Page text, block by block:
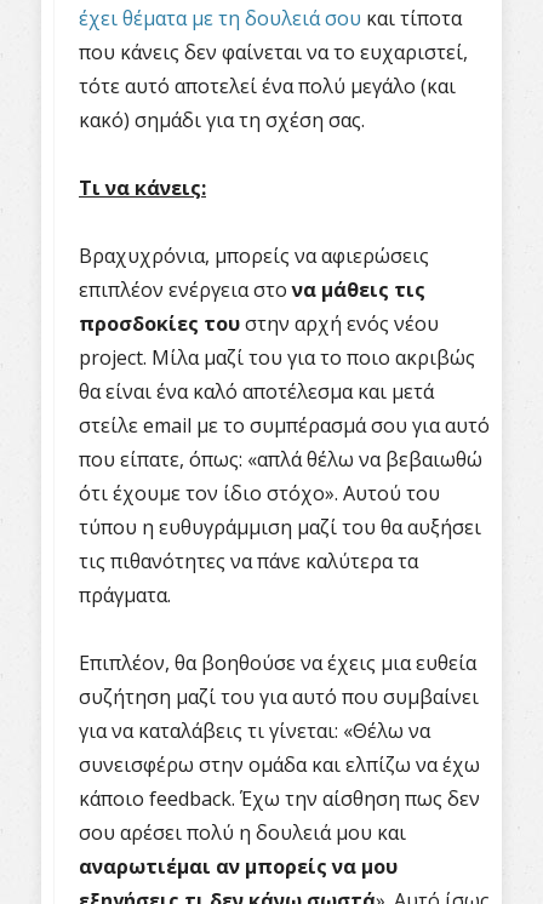
έχει θέματα με τη δουλειά σου και τίποτα
που κάνεις δεν φαίνεται να το ευχαριστεί,
τότε αυτό αποτελεί ένα πολύ μεγάλο (και
κακό) σημάδι για τη σχέση σας.
Τι να κάνεις:
Βραχυχρόνια, μπορείς να αφιερώσεις
επιπλέον ενέργεια στονα μάθεις τις
προσδοκίες τουστην αρχή ενός νέου
project. Μίλα μαζί του για το ποιο ακριβώς
θα είναι ένα καλό αποτέλεσμα και μετά
στείλε email με το συμπέρασμά σου για αυτό
που είπατε, όπως: «απλά θέλω να βεβαιωθώ
ότι έχουμε τον ίδιο στόχο». Αυτού του
τύπου η ευθυγράμμιση μαζί του θα αυξήσει
τις πιθανότητες να πάνε καλύτερα τα
πράγματα.
Επιπλέον, θα βοηθούσε να έχεις μια ευθεία
συζήτηση μαζί του για αυτό που συμβαίνει
για να καταλάβεις τι γίνεται: «Θέλω να
συνεισφέρω στην ομάδα και ελπίζω να έχω
κάποιο feedback. Έχω την αίσθηση πως δεν
σου αρέσει πολύ η δουλειά μου και
αναρωτιέμαι αν μπορείς να μου